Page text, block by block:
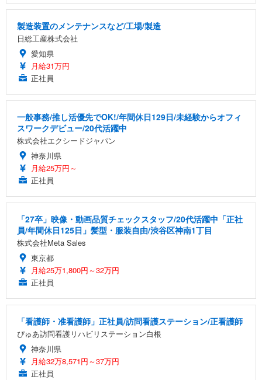
製造装置のメンテナンスなど/工場/製造
日総工産株式会社
愛知県
月給31万円
正社員
一般事務/推し活優先でOK!/年間休日129日/未経験からオフィ
スワークデビュー/20代活躍中
株式会社エクシードジャパン
神奈川県
月給25万円～
正社員
「27卒」映像・動画品質チェックスタッフ/20代活躍中「正社
員/年間休日125日」髪型・服装自由/渋谷区神南1丁目
株式会社Meta Sales
東京都
月給25万1,800円～32万円
正社員
「看護師・准看護師」正社員/訪問看護ステーション/正看護師
ぴゅあ訪問看護リハビリステーション白根
神奈川県
月給32万8,571円～37万円
正社員